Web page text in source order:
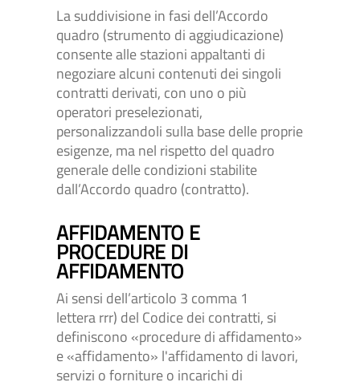
La suddivisione in fasi dell’Accordo
quadro (strumento di aggiudicazione)
consente alle stazioni appaltanti di
negoziare alcuni contenuti dei singoli
contratti derivati, con uno o più
operatori preselezionati,
personalizzandoli sulla base delle proprie
esigenze, ma nel rispetto del quadro
generale delle condizioni stabilite
dall’Accordo quadro (contratto).
AFFIDAMENTO E
PROCEDURE DI
AFFIDAMENTO
Ai sensi dell’articolo 3 comma 1
lettera rrr) del Codice dei contratti, si
definiscono «procedure di affidamento»
e «affidamento» l'affidamento di lavori,
servizi o forniture o incarichi di